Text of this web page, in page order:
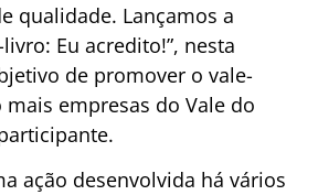
qualidade. Lançamos a
Eu acredito!”, nesta
de promover o vale-
empresas do Vale do
ação desenvolvida há vários